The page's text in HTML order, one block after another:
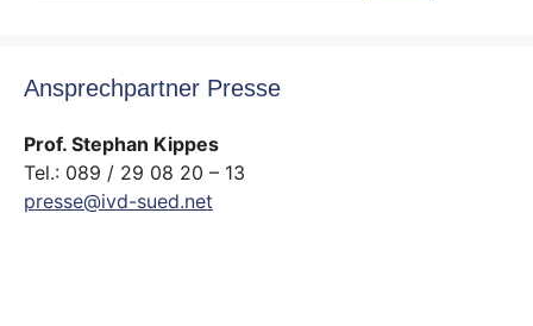
Ansprechpartner Presse
Prof. Stephan Kippes
Tel.: 089 / 29 08 20 – 13
presse@ivd-sued.net